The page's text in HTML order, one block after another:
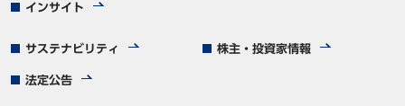
インサイト
サステナビリティ 株主・投資家情報
法定公告